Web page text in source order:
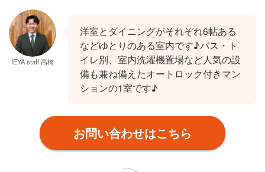
IEYA staff 高橋
洋室とダイニングがそれぞれ6帖ある
などゆとりのある室内です♪バス・ト
イレ別、室内洗濯機置場など人気の設
備も兼ね備えたオートロック付きマン
ションの1室です♪
お問い合わせはこちら